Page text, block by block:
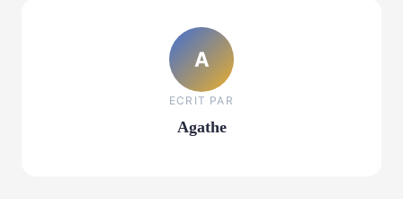
A
ECRIT PAR
Agathe